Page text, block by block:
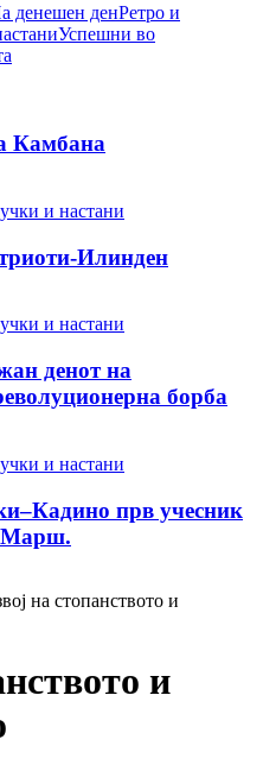
денешен денРетро и
Успешни во
Камбана
и настани
Илинден
и настани
денот на
борба
и настани
прв учесник
Марш.
на стопанството и
и